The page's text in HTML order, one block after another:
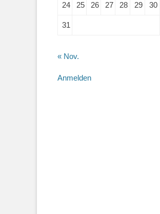
24 25 26 27 28 29 30
31
« Nov.
Anmelden